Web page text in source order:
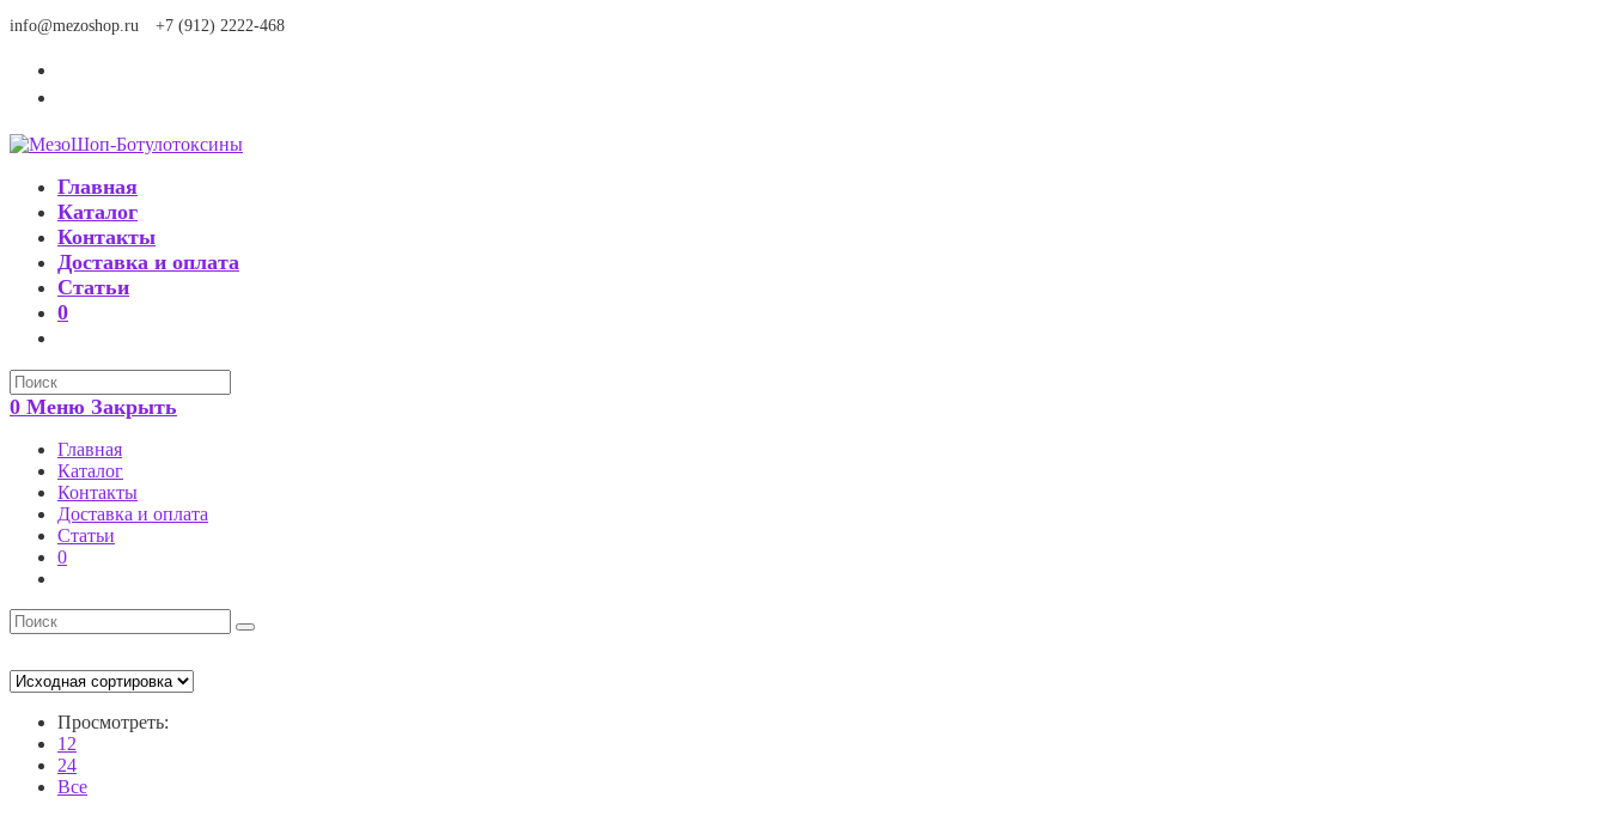
Перейти
info@mezoshop.ru +7 (912) 2222-468
Главная
Каталог
Контакты
Доставка и оплата
Статьи
0
Search
this
website
0 Меню Закрыть
Главная
Каталог
Контакты
Доставка и оплата
Статьи
0
Просмотреть:
12
24
Все